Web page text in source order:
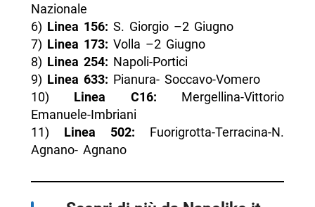
Nazionale
6) Linea 156: S. Giorgio –2 Giugno
7) Linea 173: Volla –2 Giugno
8) Linea 254: Napoli-Portici
9) Linea 633: Pianura- Soccavo-Vomero
10) Linea C16: Mergellina-Vittorio
Emanuele-Imbriani
11) Linea 502: Fuorigrotta-Terracina-N.
Agnano- Agnano